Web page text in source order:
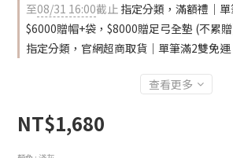
至08/31 16:00截止 指定分類，滿額禮｜單
$6000贈帽+袋，$8000贈足弓全墊 (不累
指定分類，官網超商取貨｜單筆滿2雙免運
查看更多
NT$1,680